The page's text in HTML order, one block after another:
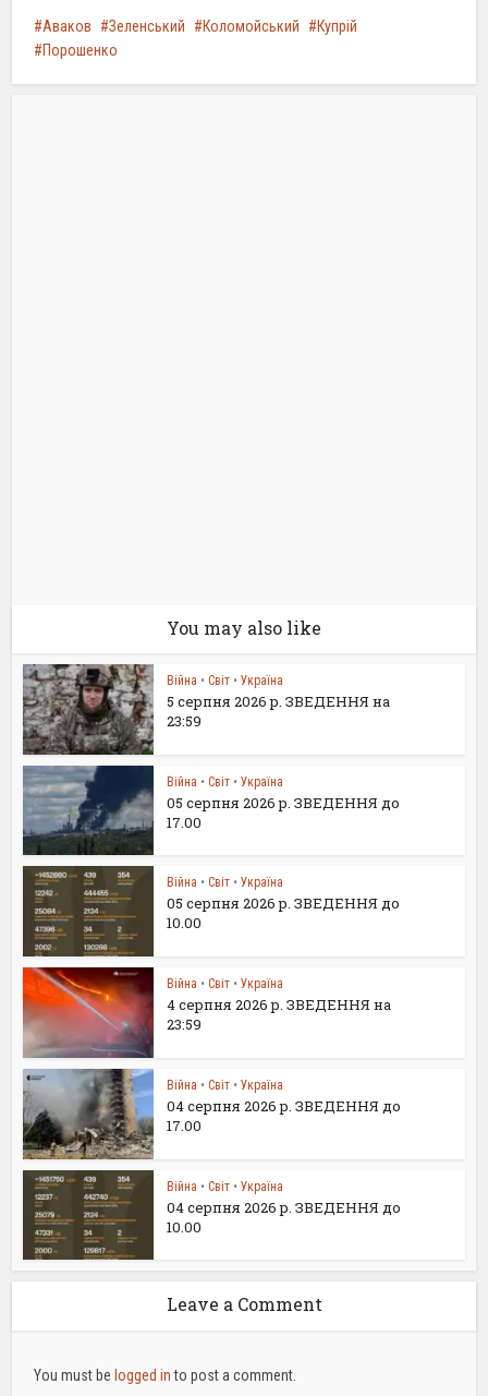
Аваков Зеленський Коломойський
Купрій
Порошенко
You may also like
Війна • Світ • Україна
5 серпня 2026 р. ЗВЕДЕННЯ на
23:59
Війна • Світ • Україна
05 серпня 2026 р. ЗВЕДЕННЯ до
17.00
Війна • Світ • Україна
05 серпня 2026 р. ЗВЕДЕННЯ до
10.00
Війна • Світ • Україна
4 серпня 2026 р. ЗВЕДЕННЯ на
23:59
Війна • Світ • Україна
04 серпня 2026 р. ЗВЕДЕННЯ до
17.00
Війна • Світ • Україна
04 серпня 2026 р. ЗВЕДЕННЯ до
10.00
Leave a Comment
You must be logged into post a comment.